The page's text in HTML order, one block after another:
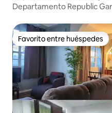
Departamento Republic
Favorito entre huéspedes
Favorito entre huéspedes